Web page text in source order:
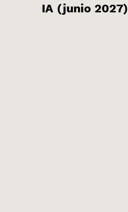
IA (junio 2027)